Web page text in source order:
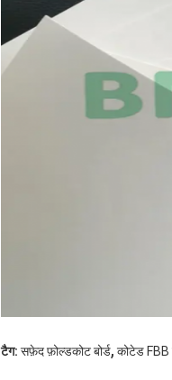
टैग: सफ़ेद फ़ोल्डकोट बोर्ड, कोटेड FBB